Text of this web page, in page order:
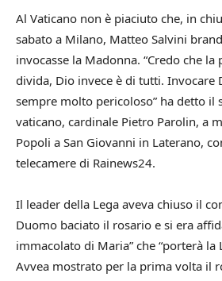
Al Vaticano non è piaciuto che, in
sabato a Milano, Matteo Salvini
invocasse la Madonna. “Credo che
divida, Dio invece è di tutti. Invocare
sempre molto pericoloso” ha detto il
vaticano, cardinale Pietro Parolin, a
Popoli a San Giovanni in Laterano,
telecamere di Rainews24.
Il leader della Lega aveva chiuso il
Duomo baciato il rosario e si era
immacolato di Maria” che “porterà la
Avvea mostrato per la prima volta il